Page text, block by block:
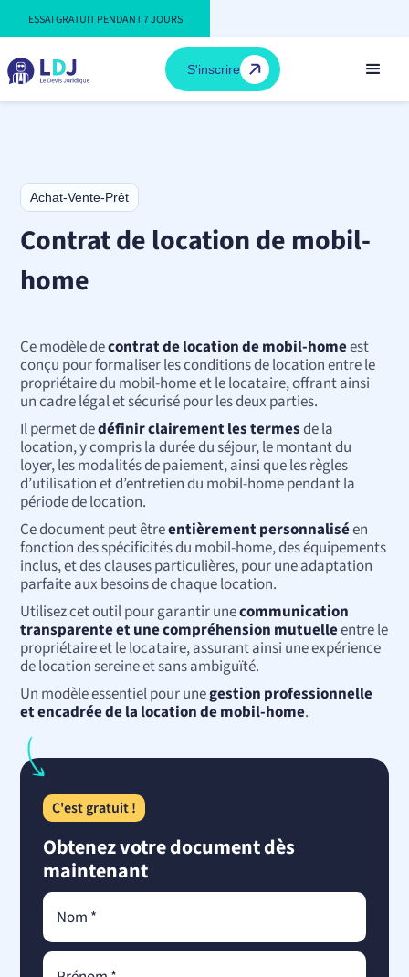
ESSAI GRATUIT PENDANT 7 JOURS
S'inscrire
Achat-Vente-Prêt
Contrat de location de mobil-
home
Ce modèle decontrat de location de mobil-homeest
conçu pour formaliser les conditions de location entre le
propriétaire du mobil-home et le locataire, offrant ainsi
un cadre légal et sécurisé pour les deux parties.
Il permet dedéfinir clairement les termesde la
location, y compris la durée du séjour, le montant du
loyer, les modalités de paiement, ainsi que les règles
d’utilisation et d’entretien du mobil-home pendant la
période de location.
Ce document peut êtreentièrement personnaliséen
fonction des spécificités du mobil-home, des équipements
inclus, et des clauses particulières, pour une adaptation
parfaite aux besoins de chaque location.
Utilisez cet outil pour garantir unecommunication
transparente et une compréhension mutuelleentre le
propriétaire et le locataire, assurant ainsi une expérience
de location sereine et sans ambiguïté.
Un modèle essentiel pour unegestion professionnelle
et encadrée de la location de mobil-home.
C'est gratuit !
Obtenez votre document dès
maintenant